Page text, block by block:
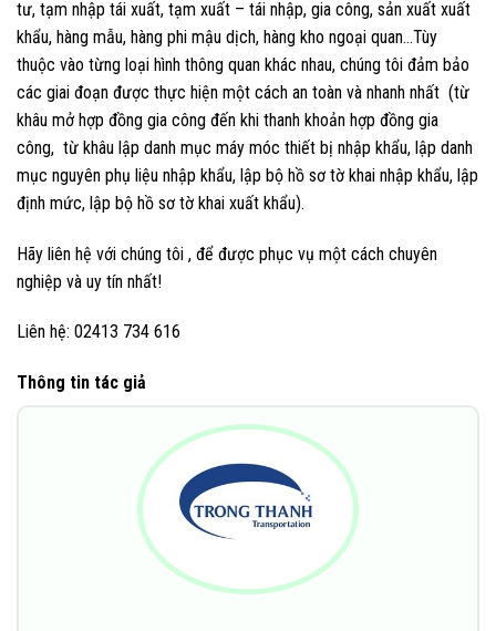
tư, tạm nhập tái xuất, tạm xuất – tái nhập, gia công, sản xuất xuất
khẩu, hàng mẫu, hàng phi mậu dịch, hàng kho ngoại quan…Tùy
thuộc vào từng loại hình thông quan khác nhau, chúng tôi đảm bảo
các giai đoạn được thực hiện một cách an toàn và nhanh nhất (từ
khâu mở hợp đồng gia công đến khi thanh khoản hợp đồng gia
công, từ khâu lập danh mục máy móc thiết bị nhập khẩu, lập danh
mục nguyên phụ liệu nhập khẩu, lập bộ hồ sơ tờ khai nhập khẩu, lập
định mức, lập bộ hồ sơ tờ khai xuất khẩu).
Hãy liên hệ với chúng tôi , để được phục vụ một cách chuyên
nghiệp và uy tín nhất!
Liên hệ: 02413 734 616
Thông tin tác giả